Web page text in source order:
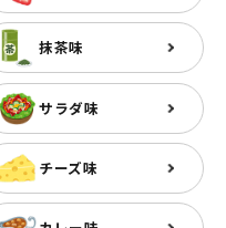
抹茶味
サラダ味
チーズ味